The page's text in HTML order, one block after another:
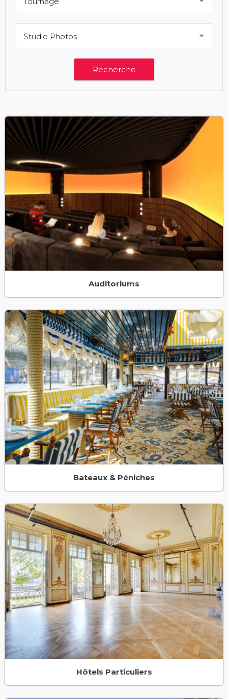
Studio Photos
Auditoriums
Bateaux & Péniches
Hôtels Particuliers